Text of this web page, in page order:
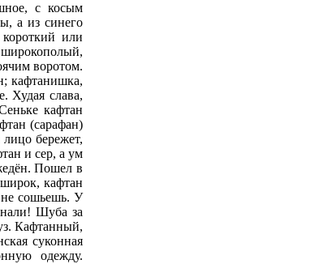
с косым
а из синего
или
широкополый,
воротом.
кафтанишка,
Худая слава,
кафтан
(сарафан)
бережет,
и сер, а ум
Пошел в
кафтан
не сошьешь. У
Шуба за
Кафтанный,
суконная
одежду.